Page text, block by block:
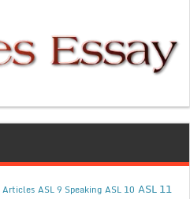
Articles ASL 9 Speaking ASL 10 ASL 11